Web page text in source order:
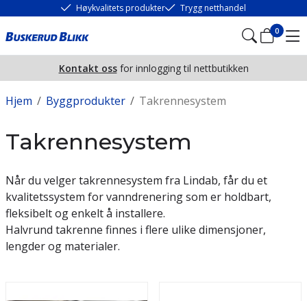
Høykvalitets produkter Trygg netthandel
0
Kontakt ossfor innlogging til nettbutikken
/
Hjem /
Byggprodukter Takrennesystem
Takrennesystem
Når du velger takrennesystem fra Lindab, får du et
kvalitetssystem for vanndrenering som er holdbart,
fleksibelt og enkelt å installere.
Halvrund takrenne finnes i flere ulike dimensjoner,
lengder og materialer.